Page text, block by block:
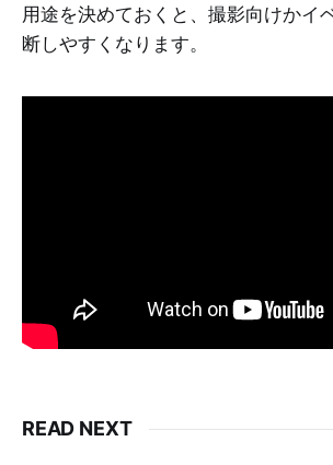
用途を決めておくと、撮影向けかイ
断しやすくなります。
READ NEXT